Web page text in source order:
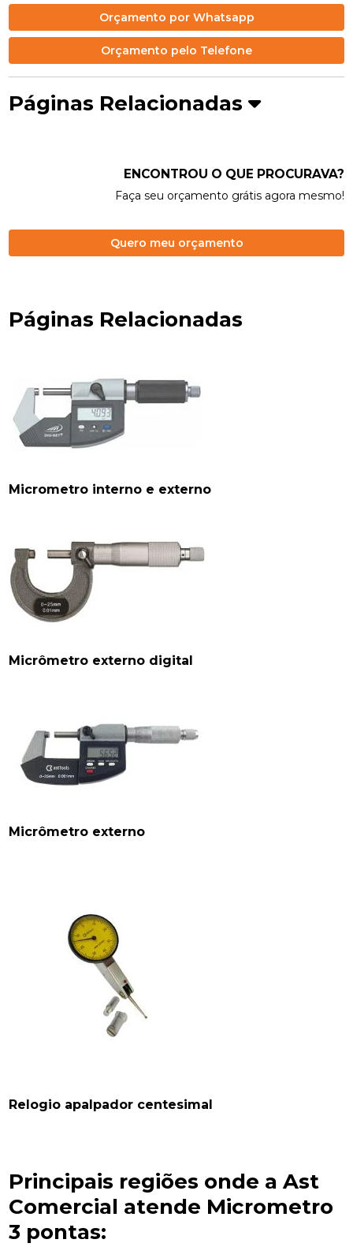
Orçamento por Whatsapp
Orçamento pelo Telefone
Páginas Relacionadas
ENCONTROU O QUE PROCURAVA?
Faça seu orçamento grátis agora mesmo!
Quero meu orçamento
Páginas Relacionadas
Micrometro interno e externo
Micrômetro externo digital
Micrômetro externo
Relogio apalpador centesimal
Principais regiões onde a Ast
Comercial atende Micrometro
3 pontas: